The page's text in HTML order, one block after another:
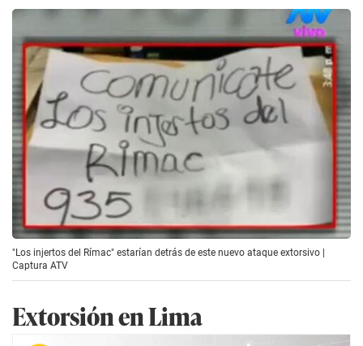
"Los injertos del Rímac" estarían detrás de este nuevo ataque extorsivo |
Captura ATV
Extorsión en Lima